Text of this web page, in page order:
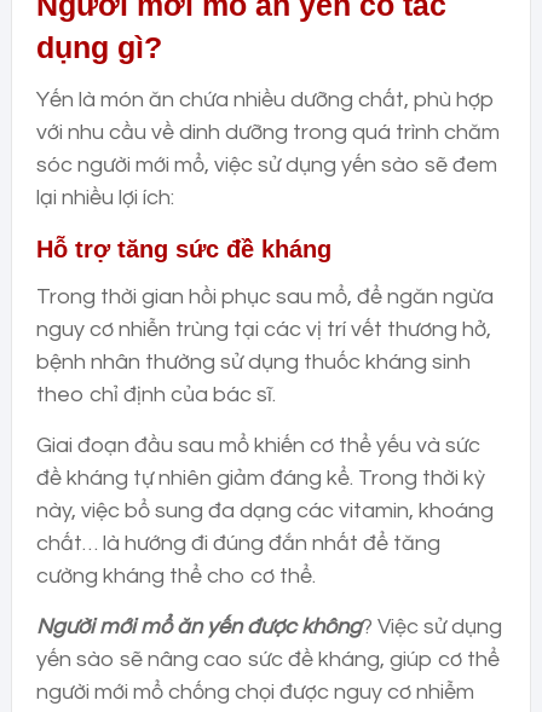
dụng gì?
Yến là món ăn chứa nhiều dưỡng chất, phù hợp
với nhu cầu về dinh dưỡng trong quá trình chăm
sóc người mới mổ, việc sử dụng yến sào sẽ đem
lại nhiều lợi ích:
Hỗ trợ tăng sức đề kháng
Trong thời gian hồi phục sau mổ, để ngăn ngừa
nguy cơ nhiễn trùng tại các vị trí vết thương hở,
bệnh nhân thường sử dụng thuốc kháng sinh
theo chỉ định của bác sĩ.
Giai đoạn đầu sau mổ khiến cơ thể yếu và sức
đề kháng tự nhiên giảm đáng kể. Trong thời kỳ
này, việc bổ sung đa dạng các vitamin, khoáng
chất… là hướng đi đúng đắn nhất để tăng
cường kháng thể cho cơ thể.
Người mới mổ ăn yến được không? Việc sử dụng
yến sào sẽ nâng cao sức đề kháng, giúp cơ thể
người mới mổ chống chọi được nguy cơ nhiễm